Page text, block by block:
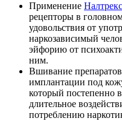
Применение
рецепторы в
удовольствия от
наркозависимый
эйфорию от
ним.
Вшивание
имплантации под
который постепенно
длительное
потреблению